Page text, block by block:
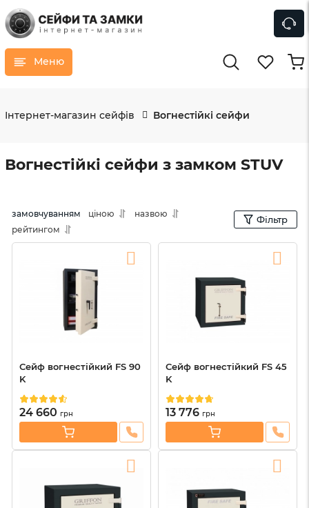
Меню
Інтернет-магазин сейфів Вогнестійкі сейфи
Вогнестійкі сейфи з замком STUV
замовчуванням ціною
назвою
рейтингом
Фільтр
Сейф вогнестійкий FS 90
K
24 660 грн
Сейф вогнестійкий FS 45
K
13 776 грн